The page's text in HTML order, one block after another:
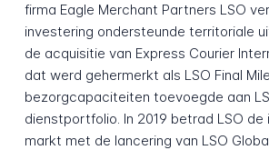
firma Eagle Merchant Partners LSO
investering ondersteunde territoriale
de acquisitie van Express Courier
dat werd gehermerkt als LSO Final
bezorgcapaciteiten toevoegde aan
dienstportfolio. In 2019 betrad LSO de
markt met de lancering van LSO